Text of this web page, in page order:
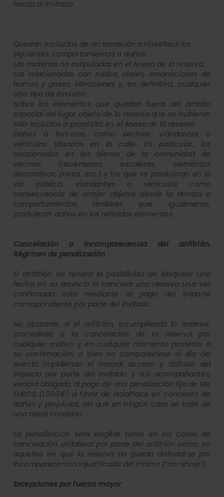
fianza al invitado.
Quedan excluidos de reclamación a HolaPlace los
siguientes comportamientos o daños:
Las materias no estipuladas en el Anexo de la reserva.
Las relacionadas con ruidos, olores, emanaciones de
humos y gases, vibraciones y, en definitiva, cualquier
otro tipo de inmisión.
Sobre los elementos que queden fuera del ámbito
espacial del lugar objeto de la reserva que no hubieran
sido incluidos a propósito en el Anexo de la reserva.
Daños a terceros, como vecinos, viandantes o
vehículos situados en la calle. En particular, los
ocasionados en los bienes de la comunidad de
vecinos (ascensores, escaleras, elementos
decorativos, portal, etc.) y los que se produjeran en la
vía pública, viandantes o vehículos como
consecuencia de arrojar objetos desde la terraza o
comportamientos similares que, igualmente,
produjeran daños en los referidos elementos.
Cancelación o incomparecencia del anfitrión.
Régimen de penalización
El anfitrión no tendrá la posibilidad de bloquear una
fecha en su anuncio ni cancelar una reserva una vez
confirmada esta mediante el pago del importe
correspondiente por parte del invitado.
No obstante, si el anfitrión, incumpliendo lo anterior,
procediese a la cancelación de la reserva por
cualquier motivo y en cualquier momento posterior a
su confirmación, o bien no compareciese el día del
evento impidiendo el normal acceso y disfrute del
espacio por parte del invitado y sus acompañantes,
vendrá obligado al pago de una penalización fija de MIL
EUROS (1.000 €) a favor de HolaPlace en concepto de
daños y perjuicios, sin que en ningún caso se trate de
una mera comisión.
La penalización será exigible tanto en los casos de
cancelación unilateral por parte del anfitrión como en
aquellos en que la reserva no pueda disfrutarse por
incomparecencia injustificada del mismo (“no-show”).
Excepciones por fuerza mayor